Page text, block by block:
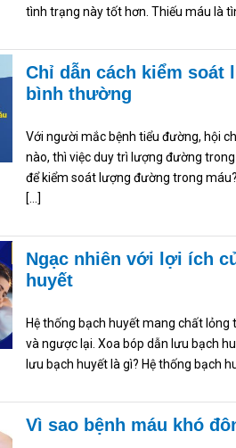
tình trạng này tốt hơn. Thiếu máu là
Chỉ dẫn cách kiểm
bình thường
Với người mắc bệnh tiểu đường, hội
nào, thì việc duy trì lượng đường
để kiểm soát lượng đường trong
[…]
Ngạc nhiên với lợi ích
huyết
Hệ thống bạch huyết mang chất
và ngược lại. Xoa bóp dẫn lưu bạch
lưu bạch huyết là gì? Hệ thống bạch
Vì sao bệnh máu khó